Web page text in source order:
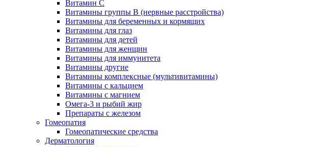
Витамин С
Витамины группы В (нервные расстройства)
Витамины для беременных и кормящих
Витамины для глаз
Витамины для детей
Витамины для женщин
Витамины для иммунитета
Витамины другие
Витамины комплексные (мультивитамины)
Витамины с кальцием
Витамины с магнием
Омега-3 и рыбий жир
Препараты с железом
Гомеопатия
Гомеопатические средства
Дерматология